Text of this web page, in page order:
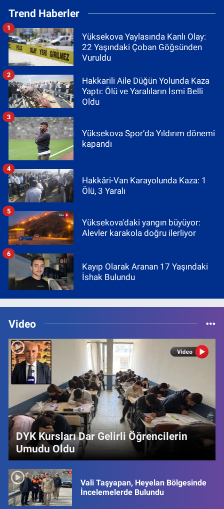
Trend Haberler
Yüksekova Yaylasında Kanlı Olay:
22 Yaşındaki Çoban Göğsünden
Vuruldu
1
Hakkarili Aile Düğün Yolunda Kaza
Yaptı: Ölü ve Yaralıların İsmi Belli
Oldu
2
Yüksekova Spor’da Yıldırım dönemi
kapandı
3
Hakkâri-Van Karayolunda Kaza: 1
Ölü, 3 Yaralı
4
Yüksekova'daki yangın büyüyor:
Alevler karakola doğru ilerliyor
5
Kayıp Olarak Aranan 17 Yaşındaki
İshak Bulundu
6
Video
DYK Kursları Dar Gelirli Öğrencilerin
Umudu Oldu
Vali Taşyapan, Heyelan Bölgesinde
İncelemelerde Bulundu